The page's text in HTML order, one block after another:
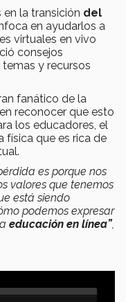
la transición del
en ayudarlos a
virtuales en vivo
consejos
y recursos
fanático de la
reconocer que esto
los educadores, el
física que es rica de
es porque nos
valores que tenemos
está siendo
podemos expresar
educación en línea”,